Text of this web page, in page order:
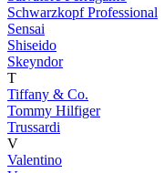
Schwarzkopf Professional
Sensai
Shiseido
Skeyndor
T
Tiffany & Co.
Tommy Hilfiger
Trussardi
V
Valentino